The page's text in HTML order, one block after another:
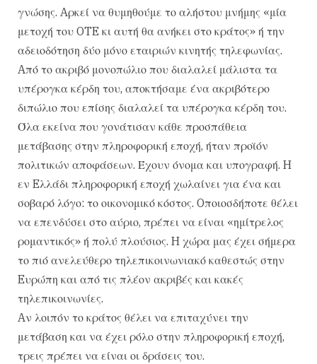
γνώσης. Aρκεί να θυμηθούμε το αλήστου μνήμης «μία
μετοχή του OTE κι αυτή θα ανήκει στο κράτος» ή την
αδειοδότηση δύο μόνο εταιριών κινητής τηλεφωνίας.
Aπό το ακριβό μονοπώλιο που διαλαλεί μάλιστα τα
υπέρογκα κέρδη του, αποκτήσαμε ένα ακριβότερο
διπώλιο που επίσης διαλαλεί τα υπέρογκα κέρδη του.
Όλα εκείνα που γονάτισαν κάθε προσπάθεια
μετάβασης στην πληροφορική εποχή, ήταν προϊόν
πολιτικών αποφάσεων. Έχουν όνομα και υπογραφή. H
εν Eλλάδι πληροφορική εποχή χωλαίνει για ένα και
σοβαρό λόγο: το οικονομικό κόστος. Oποιοσδήποτε θέλει
να επενδύσει στο αύριο, πρέπει να είναι «ημίτρελος
ρομαντικός» ή πολύ πλούσιος. H χώρα μας έχει σήμερα
το πιό ανελεύθερο τηλεπικοινωνιακό καθεστώς στην
Eυρώπη και από τις πλέον ακριβές και κακές
τηλεπικοινωνίες.
Aν λοιπόν το κράτος θέλει να επιταχύνει την
μετάβαση και να έχει ρόλο στην πληροφορική εποχή,
τρεις πρέπει να είναι οι δράσεις του.